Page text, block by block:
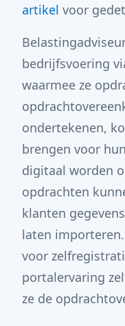
artikel voor
bedrijfsvoering
waarmee ze
ondertekenen,
brengen voor
digitaal worden
opdrachten
klanten
laten
voor
portalervaring
ze de